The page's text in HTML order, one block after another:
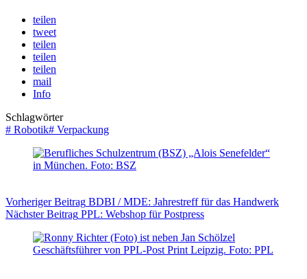
teilen
tweet
teilen
teilen
teilen
mail
Info
Schlagwörter
# Robotik# Verpackung
VorherigerBeitrag BDBI / MDE: Jahrestreff für das Handwerk
NächsterBeitrag PPL: Webshop für Postpress